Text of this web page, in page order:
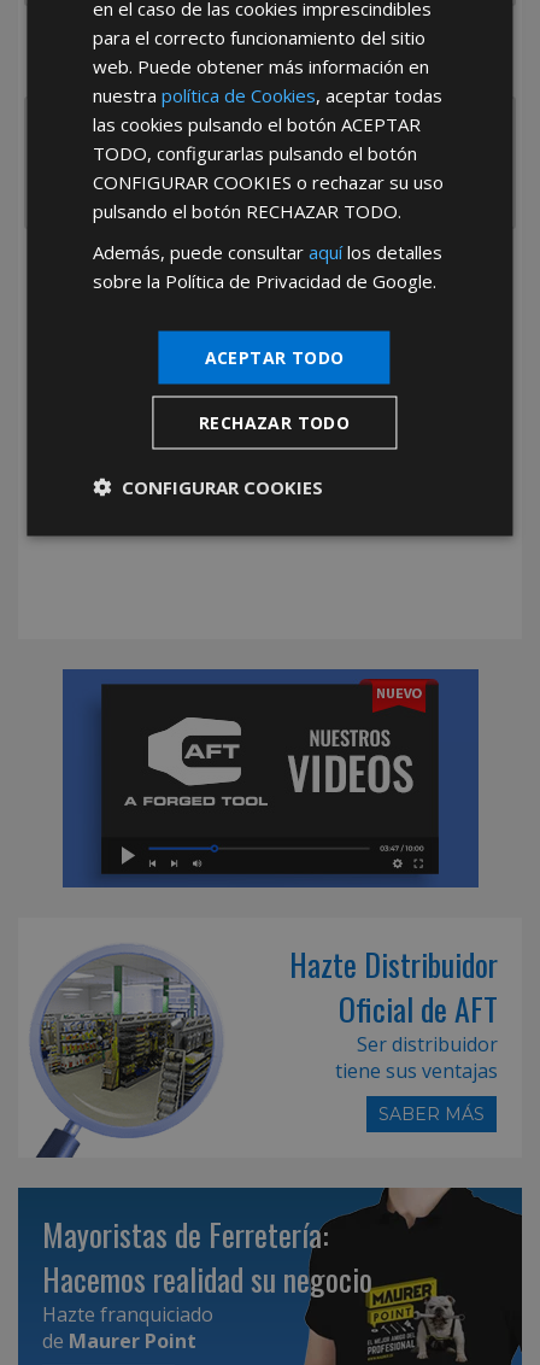
¿De dónde es la empresa?
España
Portugal Otros
He leído y acepto la Política de Privacidad
*Abstenerse particulares, sólo venta a tiendas y empresas minoristas y
Hazte Distribuidor
Oficial de AFT
Ser distribuidor
tiene sus ventajas
SABER MÁS
Mayoristas de Ferretería:
Hacemos realidad su negocio
Hazte franquiciado
de Maurer Point
en el caso de las cookies imprescindibles
para el correcto funcionamiento del sitio
web. Puede obtener más información en
nuestrapolítica de Cookies, aceptar todas
las cookies pulsando el botónACEPTAR
TODO, configurarlas pulsando el botón
CONFIGURAR COOKIES o rechazar su uso
pulsando el botón RECHAZAR TODO.
Además, puede consultaraquílos detalles
sobre la Política de Privacidad de Google.
ACEPTAR TODO
RECHAZAR TODO
CONFIGURAR COOKIES